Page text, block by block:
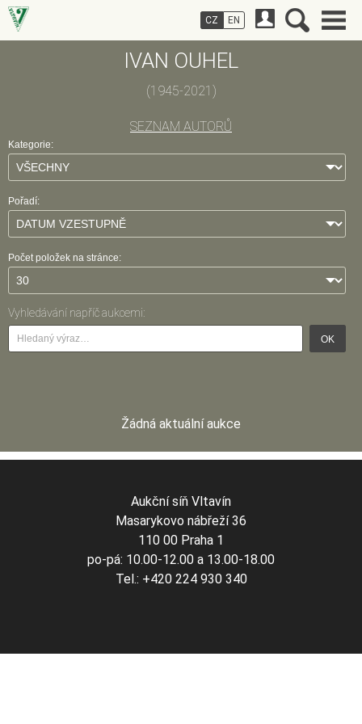
IVAN OUHEL
(1945-2021)
SEZNAM AUTORŮ
Kategorie:
Pořadí:
Počet položek na stránce:
Vyhledávání napříč aukcemi:
OK
Žádná aktuální aukce
CZ EN
Aukční síň Vltavín
Masarykovo nábřeží 36
110 00 Praha 1
po-pá: 10.00-12.00 a 13.00-18.00
Tel.: +420 224 930 340